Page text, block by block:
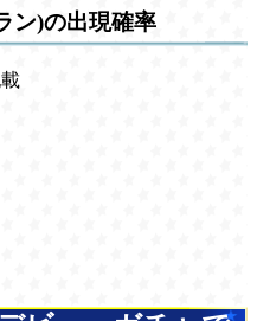
ン)の出現確率